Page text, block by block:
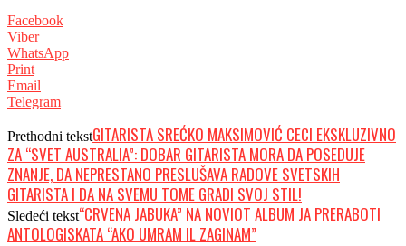
Facebook
Viber
WhatsApp
Print
Email
Telegram
Prethodni tekstGITARISTA SREĆKO MAKSIMOVIĆ CECI EKSKLUZIVNO
ZA “SVET AUSTRALIA”: DOBAR GITARISTA MORA DA POSEDUJE
ZNANJE, DA NEPRESTANO PRESLUŠAVA RADOVE SVETSKIH
GITARISTA I DA NA SVEMU TOME GRADI SVOJ STIL!
Sledeći tekst“CRVENA JABUKA” NA NOVIOT ALBUM JA PRERABOTI
ANTOLOGISKATA “AKO UMRAM IL ZAGINAM”